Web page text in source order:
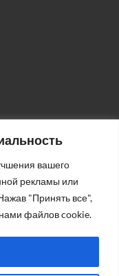
вашего
рекламы или
"Принять все",
файлов cookie.